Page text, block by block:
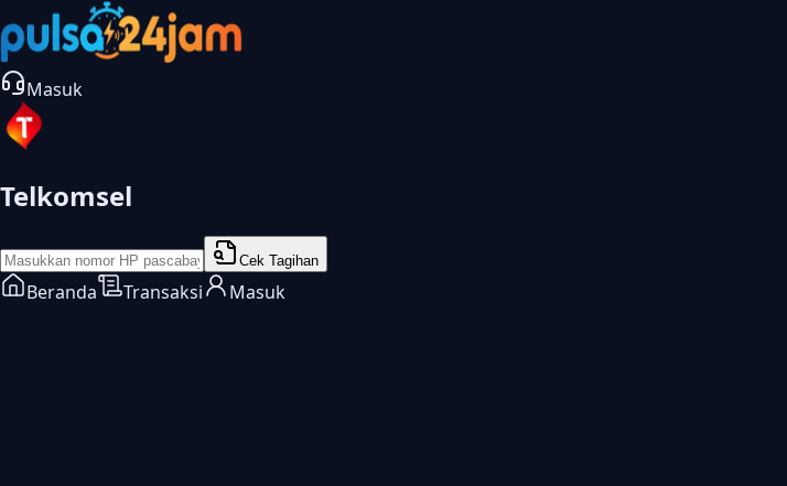
Masuk
Telkomsel
Cek Tagihan
Beranda Transaksi Masuk